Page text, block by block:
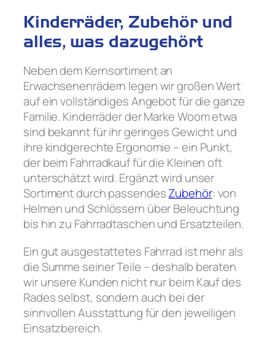
Kinderräder, Zubehör und
alles, was dazugehört
Neben dem Kernsortiment an
Erwachsenenrädern legen wir großen Wert
auf ein vollständiges Angebot für die ganze
Familie. Kinderräder der Marke Woom etwa
sind bekannt für ihr geringes Gewicht und
ihre kindgerechte Ergonomie – ein Punkt,
der beim Fahrradkauf für die Kleinen oft
unterschätzt wird. Ergänzt wird unser
Sortiment durch passendesZubehör: von
Helmen und Schlössern über Beleuchtung
bis hin zu Fahrradtaschen und Ersatzteilen.
Ein gut ausgestattetes Fahrrad ist mehr als
die Summe seiner Teile – deshalb beraten
wir unsere Kunden nicht nur beim Kauf des
Rades selbst, sondern auch bei der
sinnvollen Ausstattung für den jeweiligen
Einsatzbereich.